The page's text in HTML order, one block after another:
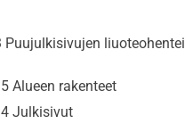
Puujulkisivujen
Alueen rakenteet
Julkisivut